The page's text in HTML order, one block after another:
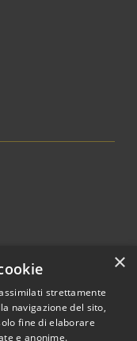
×
strettamente
navigazione del sito,
fine di elaborare
e anonime.